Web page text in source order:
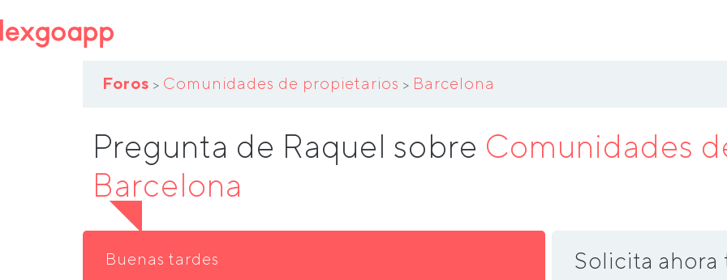
Foros > Comunidades de propietarios > Barcelona
Pregunta de Raquel sobre Comunidades
Barcelona
Buenas tardes
Solicita ahora